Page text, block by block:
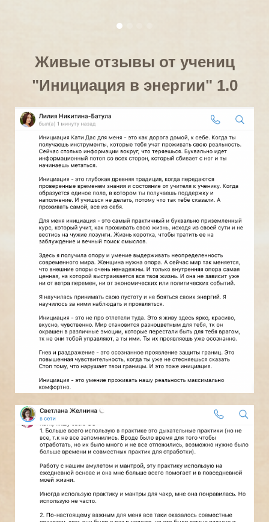
Живые отзывы от учениц
"Инициация в энергии" 1.0